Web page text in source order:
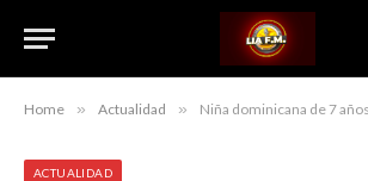
Home » Actualidad » Niña dominicana de 7 años obtiene
ACTUALIDAD